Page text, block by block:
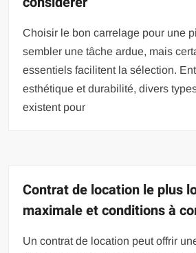
Choisir le bon carrelage pour une
sembler une tâche ardue, mais
essentiels facilitent la sélection.
esthétique et durabilité, divers
existent pour
Contrat de location le plus
maximale et conditions à
Un contrat de location peut offrir